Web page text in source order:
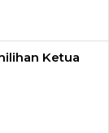
Ketua